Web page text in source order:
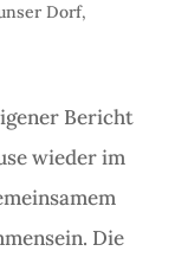
Dorf,
Bericht
wieder im
Die